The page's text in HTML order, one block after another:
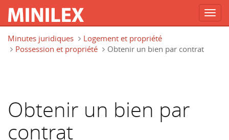
Minutes juridiques
Logement et propriété
Possession et propriété
Obtenir un bien par contrat
Obtenir un bien par
contrat